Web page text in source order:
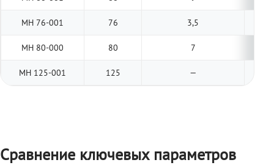
МН 76-001 76 3,5
МН 80-000 80 7
МН 125-001 125 —
Сравнение ключевых параметров